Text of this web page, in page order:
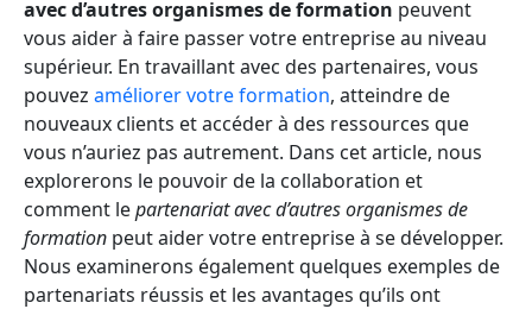
avec d’autres organismes de formation peuvent
vous aider à faire passer votre entreprise au niveau
supérieur. En travaillant avec des partenaires, vous
pouvez améliorer votre formation, atteindre de
nouveaux clients et accéder à des ressources que
vous n’auriez pas autrement. Dans cet article, nous
explorerons le pouvoir de la collaboration et
comment lepartenariat avec d’autres organismes de
formation peut aider votre entreprise à se développer.
Nous examinerons également quelques exemples de
partenariats réussis et les avantages qu’ils ont